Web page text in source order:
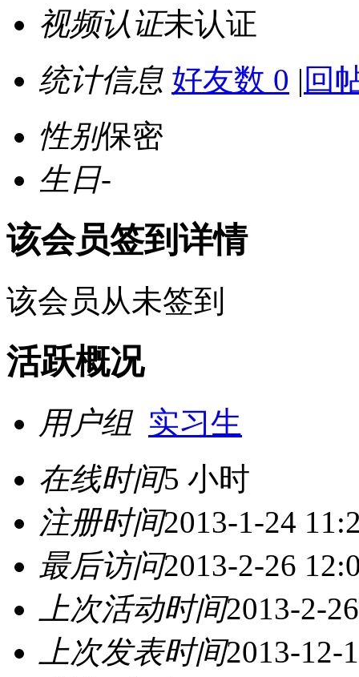
视频认证未认证
统计信息 好友数 0 | 回
性别保密
生日-
该会员签到详情
该会员从未签到
活跃概况
用户组 实习生
在线时间5 小时
注册时间2013-1-24
最后访问2013-2-26
上次活动时间2013-2-
上次发表时间2013-12-